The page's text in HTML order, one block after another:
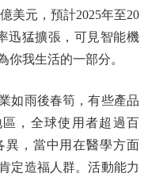
美元，預計2025年至20
迅猛擴張，可見智能機
你我生活的一部分。
雨後春筍，有些產品
，全球使用者超過百
異，當中用在醫學方面
定造福人群。活動能力